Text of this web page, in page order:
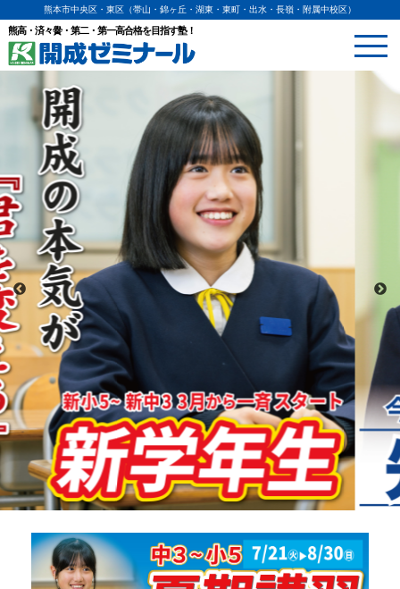
熊本市中央区・東区（帯山・錦ヶ丘・湖東・東町・出水・長嶺・附属中校区）
熊高・済々黌・第二・第一高合格を目指す塾！